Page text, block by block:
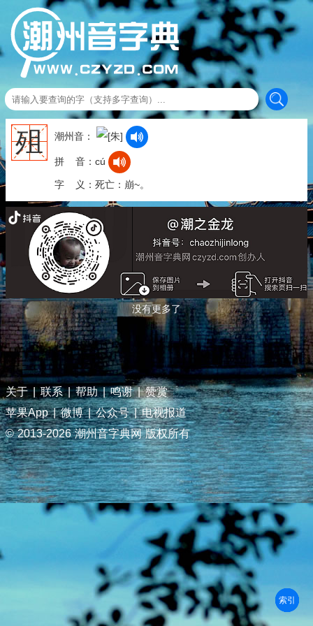
殂 潮州音：
拼 音：cú
字 义：死亡：崩~。
没有更多了
关于 | 联系 | 帮助 | 鸣谢 | 赞赏
苹果App | 微博 | 公众号 | 电视报道
© 2013-2026 潮州音字典网 版权所有
部首
笔划
拼音
潮拼